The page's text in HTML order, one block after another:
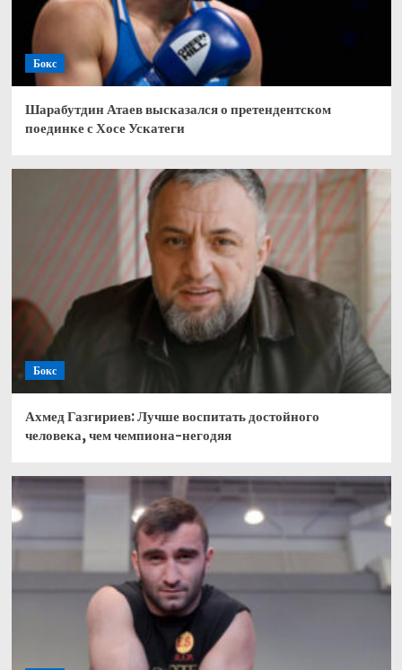
Бокс
Шарабутдин Атаев высказался о претендентском
поединке с Хосе Ускатеги
Бокс
Ахмед Газгириев: Лучше воспитать достойного
человека, чем чемпиона-негодяя